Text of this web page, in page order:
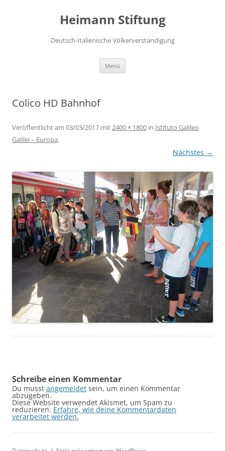
Heimann Stiftung
Deutsch-Italienische Völkerverständigung
Menü
Colico HD Bahnhof
Veröffentlicht am 03/03/2017 mit2400 × 1800 in Istituto Galileo
Galilei – Europa.
Nächstes →
Schreibe einen Kommentar
Du musst angemeldet sein, um einen Kommentar
abzugeben.
Diese Website verwendet Akismet, um Spam zu
reduzieren. Erfahre, wie deine Kommentardaten
verarbeitet werden.